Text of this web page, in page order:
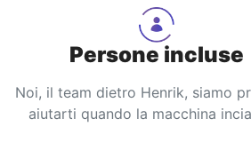
Persone incluse
Noi, il team dietro Henrik, siamo
aiutarti quando la macchina